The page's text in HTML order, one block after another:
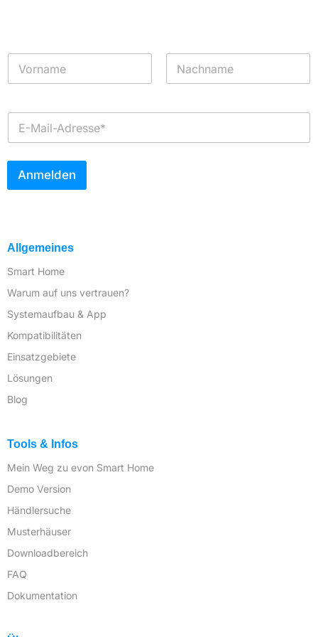
N
m
*
E
M
a
l
Anmelden
Allgemeines
Smart Home
Warum auf uns vertrauen?
Systemaufbau & App
Kompatibilitäten
Einsatzgebiete
Lösungen
Blog
Tools & Infos
Mein Weg zu evon Smart Home
Demo Version
Händlersuche
Musterhäuser
Downloadbereich
FAQ
Dokumentation